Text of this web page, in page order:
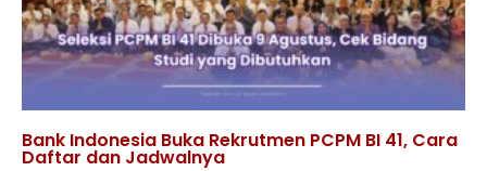
Bank Indonesia Buka Rekrutmen PCPM BI 41, Cara
Daftar dan Jadwalnya